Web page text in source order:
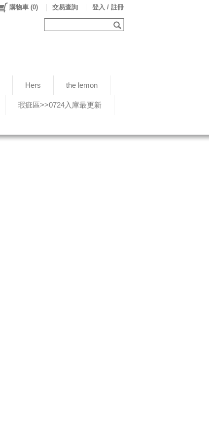
Hers the lemon
瑕疵區>>0724入庫最更新
購物車 (0) 交易查詢 登入 / 註冊